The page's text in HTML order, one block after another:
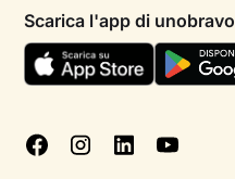
Aiuto urgente
FAQ
Termini e condizioni
Informativa Privacy
Cookie policy
Scarica l'app di unobravo